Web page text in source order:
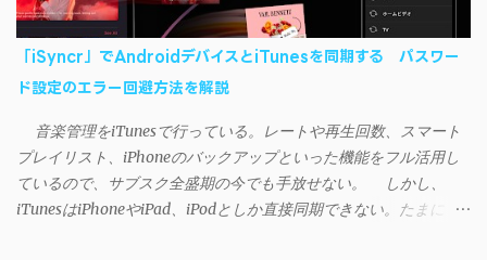
「iSyncr」でAndroidデバイスとiTunesを同期する パスワー
ド設定のエラー回避方法を解説
音楽管理をiTunesで行っている。レートや再生回数、スマート
プレイリスト、iPhoneのバックアップといった機能をフル活用し
ているので、サブスク全盛期の今でも手放せない。 しかし、
iTunesはiPhoneやiPad、iPodとしか直接同期できない。たまに